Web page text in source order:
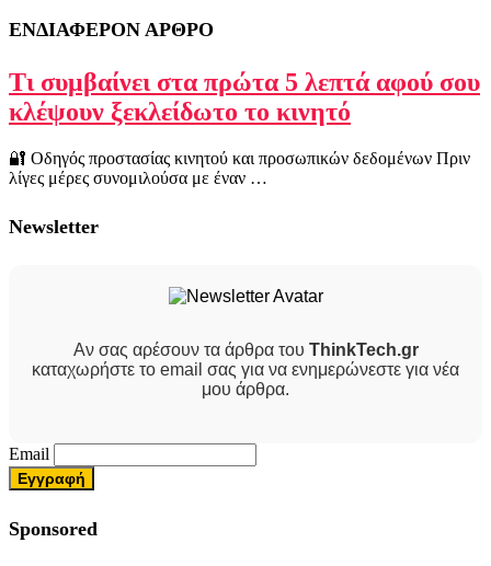
ΕΝΔΙΑΦΕΡΟΝ ΑΡΘΡΟ
Τι συμβαίνει στα πρώτα 5 λεπτά αφού σου
κλέψουν ξεκλείδωτο το κινητό
🔐 Οδηγός προστασίας κινητού και προσωπικών δεδομένων Πριν
λίγες μέρες συνομιλούσα με έναν …
Newsletter
Αν σας αρέσουν τα άρθρα του ThinkTech.gr
καταχωρήστε το email σας για να ενημερώνεστε για νέα
μου άρθρα.
Email
Sponsored